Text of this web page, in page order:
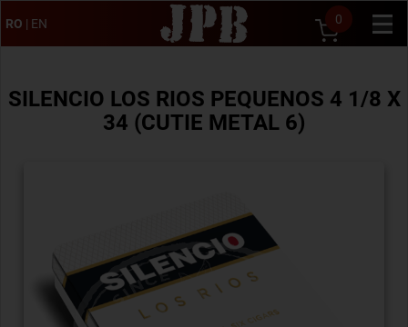
RO | EN 0
SILENCIO LOS RIOS PEQUENOS 4 1/8 X
34 (CUTIE METAL 6)